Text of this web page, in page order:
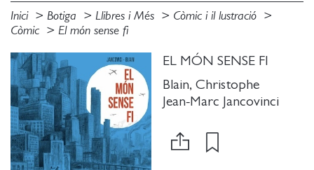
Inici Botiga Llibres i Més
Còmic i il lustració
Còmic
El món sense fi
EL MÓN SENSE FI
Blain, Christophe
Jean-Marc Jancovinci